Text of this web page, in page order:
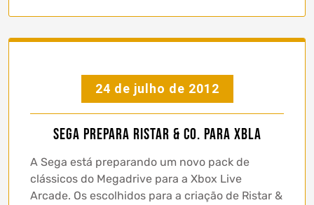
24 de julho de 2012
Sega prepara Ristar & Co. para XBLA
A Sega está preparando um novo pack de
clássicos do Megadrive para a Xbox Live
Arcade. Os escolhidos para a criação de Ristar &